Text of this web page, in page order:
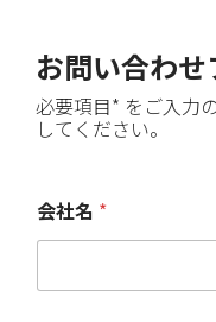
お問い合わせ
必要項目* をご入力
してください。
会社名 *